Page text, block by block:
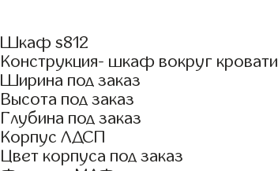
Шкаф s812
Конструкция- шкаф вокруг кровати
Ширина под заказ
Высота под заказ
Глубина под заказ
Корпус ЛДСП
Цвет корпуса под заказ